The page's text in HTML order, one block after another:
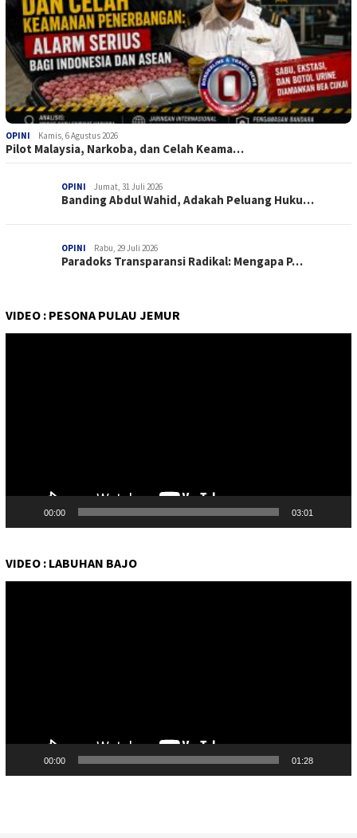
OPINI Kamis, 6 Agustus 2026
Pilot Malaysia, Narkoba, dan Celah Keama…
OPINI Jumat, 31 Juli 2026
Banding Abdul Wahid, Adakah Peluang Huku…
OPINI Rabu, 29 Juli 2026
Paradoks Transparansi Radikal: Mengapa P…
VIDEO : PESONA PULAU JEMUR
00:00 03:01
VIDEO : LABUHAN BAJO
00:00 01:28